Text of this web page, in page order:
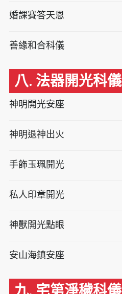
婚課賽答天恩
善緣和合科儀
八. 法器開光科儀
神明開光安座
神明退神出火
手飾玉珮開光
私人印章開光
神獸開光點眼
安山海鎮安座